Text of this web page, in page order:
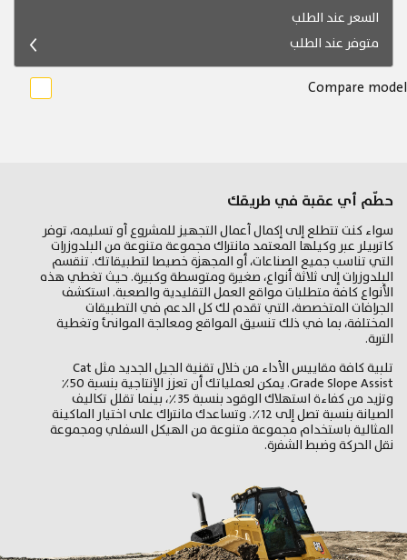
السعر عند الطلب
متوفر عند الطلب
Compare model
حطّم أي عقبة في طريقك
سواء كنت تتطلع إلى إكمال أعمال التجهيز للمشروع أو تسليمه، توفر
كاتربيلر عبر وكيلها المعتمد مانتراك مجموعة متنوعة من البلدوزرات
التي تناسب جميع الصناعات، أو المجهزة خصيصا لتطبيقاتك. تنقسم
البلدوزرات إلى ثلاثة أنواع، صغيرة ومتوسطة وكبيرة. حيث تغطي هذه
الأنواع كافة متطلبات مواقع العمل التقليدية والصعبة. استكشف
الجرافات المتخصصة، التي تقدم لك كل الدعم في التطبيقات
المختلفة، بما في ذلك تنسيق المواقع ومعالجة الموانئ وتغطية
التربة.
تلبية كافة مقاييس الأداء من خلال تقنية الجيل الجديد مثل Cat
Grade Slope Assist. يمكن لعملياتك أن تعزز الإنتاجية بنسبة 50٪
وتزيد من كفاءة استهلاك الوقود بنسبة 35٪، بينما تقلل تكاليف
الصيانة بنسبة تصل إلى 12٪. وتساعدك مانتراك على اختيار الماكينة
المثالية باستخدام مجموعة متنوعة من الهيكل السفلي ومجموعة
نقل الحركة وضبط الشفرة.